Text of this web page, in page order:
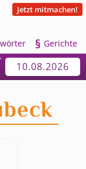
Jetzt mitmachen!
§ Gerichte
10.08.2026